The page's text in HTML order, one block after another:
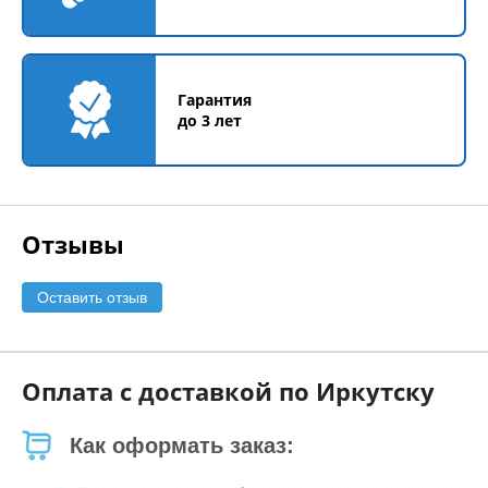
Гарантия
до 3 лет
Отзывы
Оставить отзыв
Оплата с доставкой по Иркутску
Как оформать заказ: